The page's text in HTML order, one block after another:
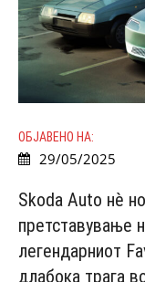
ОБЈАВЕНО НА:
29/05/2025
Skoda Auto нè
претставување
легендарниот
длабока трага